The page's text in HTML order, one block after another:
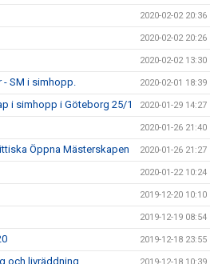
2020-02-02 20:36
2020-02-02 20:26
2020-02-02 13:30
- SM i simhopp. 2020-02-01 18:39
i simhopp i Göteborg 25/1 2020-01-29 14:27
2020-01-26 21:40
Öppna Mästerskapen 2020-01-26 21:27
2020-01-22 10:24
2019-12-20 10:10
2019-12-19 08:54
2019-12-18 23:55
och livräddning